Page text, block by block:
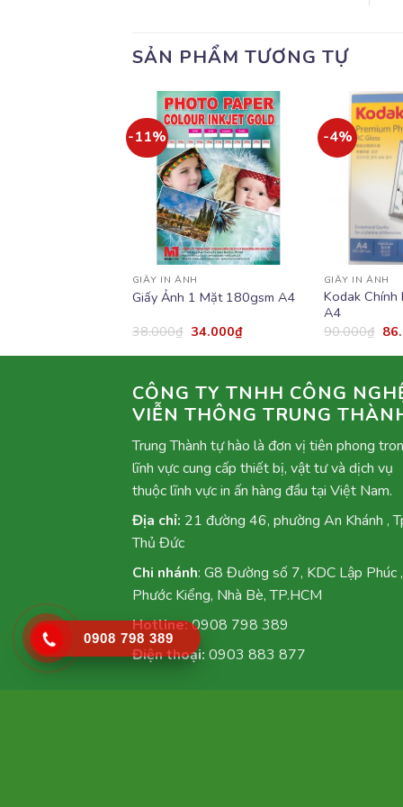
SẢN PHẨM TƯƠNG TỰ
-11%
Add to
wishlist
GIẤY IN ẢNH
Giấy Ảnh 1 Mặt 180gsm A4
38.000₫ 34.000₫
-4%
GIẤY IN ẢNH
Kodak
A4
90.000₫
CÔNG TY TNHH CÔNG
VIỄN THÔNG TRUNG
Trung Thành tự hào là đơn vị tiên phong
lĩnh vực cung cấp thiết bị, vật tư và dịch vụ
thuộc lĩnh vực in ấn hàng đầu tại Việt Nam.
Địa chỉ: 21 đường 46, phường An Khánh ,
Thủ Đức
Chi nhánh: G8 Đường số 7, KDC Lập Phúc ,
Phước Kiểng, Nhà Bè, TP.HCM
Hotline:0908 798 389
Điện thoại: 0903 883 877
0908 798 389